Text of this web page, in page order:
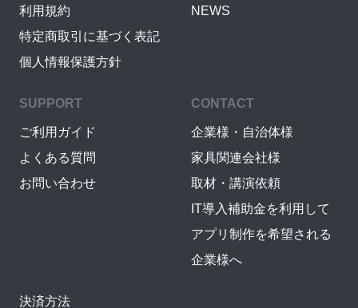
利用規約
特定商取引に基づく表記
個人情報保護方針
NEWS
SUPPORT
ご利用ガイド
よくある質問
お問い合わせ
CONTACT
企業様・自治体様
家具関連会社様
取材・講演依頼
IT導入補助金を利用して
アプリ制作を希望される
企業様へ
決済方法